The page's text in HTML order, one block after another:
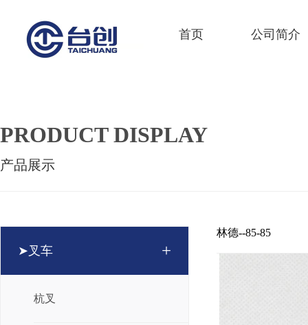
首页 公司简介
PRODUCT DISPLAY
产品展示
➤叉车 +
杭叉
林德--85-85